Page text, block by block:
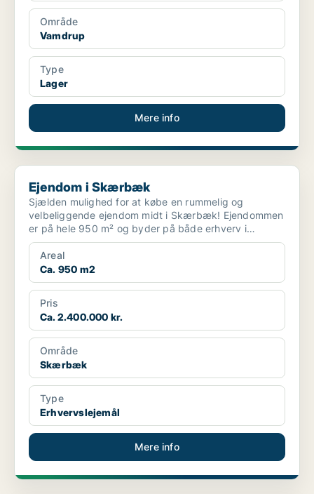
Område
Vamdrup
Type
Lager
Mere info
Ejendom i Skærbæk
Ejendom i Skærbæk
Sjælden mulighed for at købe en rummelig og
velbeliggende ejendom midt i Skærbæk! Ejendommen
er på hele 950 m² og byder på både erhverv i
stueplan og lejlig...
Areal
Ca. 950 m2
Pris
Ca. 2.400.000 kr.
Område
Skærbæk
Type
Erhvervslejemål
Mere info